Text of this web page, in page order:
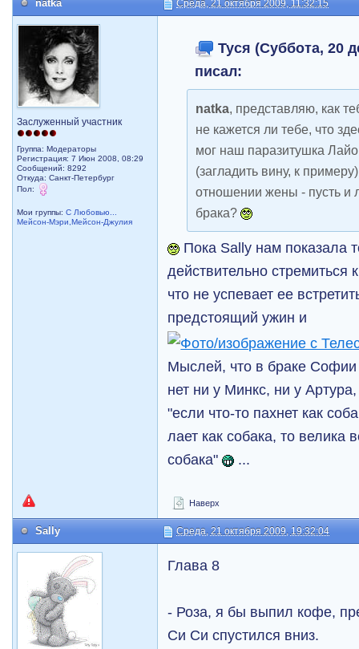
natka Среда, 21 октября 2009, 11:32:15
Заслуженный участник
Группа: Модераторы
Регистрация: 7 Июн 2008, 08:29
Сообщений: 8292
Откуда: Санкт-Петербург
Пол:
Мои группы:С Любовью...
Мейсон-Мэри,Мейсон-Джулия
Туся (Суббота, 20
писал:
natka, представляю, как
не кажется ли тебе, что
мог наш паразитушка
(загладить вину, к
отношении жены - пусть и
брака?
Пока Sally нам показала
действительно стремиться
что не успевает ее
предстоящий ужин и
Мыслей, что в браке Софии
нет ни у Минкс, ни у
"если что-то пахнет как
лает как собака, то велика
собака"
...
Наверх
Sally Среда, 21 октября 2009, 19:32:04
Глава 8
- Роза, я бы выпил кофе,
Си Си спустился вниз.